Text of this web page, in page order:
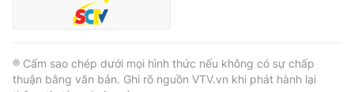
VTV Money
VTV Sức khoẻ Bất động sản
® Cấm sao chép dưới mọi hình thức nếu không có sự chấp
thuận bằng văn bản. Ghi rõ nguồn VTV.vn khi phát hành lại